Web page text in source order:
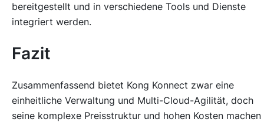
bereitgestellt und in verschiedene Tools und Dienste
integriert werden.
Fazit
Zusammenfassend bietet Kong Konnect zwar eine
einheitliche Verwaltung und Multi-Cloud-Agilität, doch
seine komplexe Preisstruktur und hohen Kosten machen